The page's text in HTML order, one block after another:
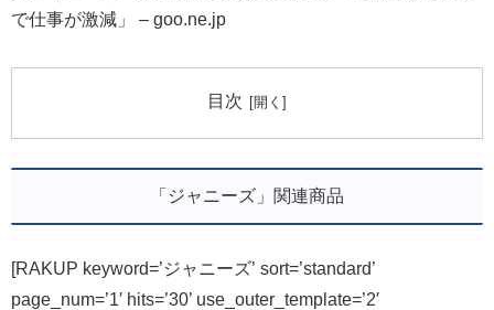
で仕事が激減」 – goo.ne.jp
目次
「ジャニーズ」関連商品
[RAKUP keyword=’ジャニーズ’ sort=’standard’
page_num=’1′ hits=’30’ use_outer_template=’2′